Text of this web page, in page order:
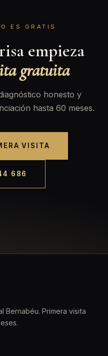
ES GRATIS
empieza
gratuita
honesto y
hasta 60 meses.
VISITA
686
Bernabéu. Primera visita